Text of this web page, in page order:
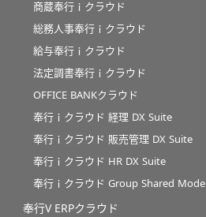
商蔵奉行ｉクラウド
総務人事奉行ｉクラウド
給与奉行ｉクラウド
法定調書奉行ｉクラウド
OFFICE BANKクラウド
奉行ｉクラウド 経理 DX Suite
奉行ｉクラウド 販売管理 DX Suite
奉行ｉクラウド HR DX Suite
奉行ｉクラウド Group Shared Model
奉行V ERPクラウド